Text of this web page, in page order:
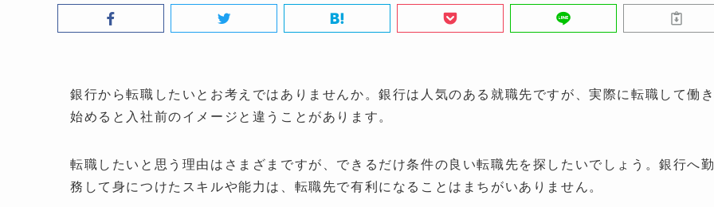
銀行から転職したいとお考えではありませんか。銀行は人気のある就職先ですが、実際に転職して働き
始めると入社前のイメージと違うことがあります。
転職したいと思う理由はさまざまですが、できるだけ条件の良い転職先を探したいでしょう。銀行へ勤
務して身につけたスキルや能力は、転職先で有利になることはまちがいありません。